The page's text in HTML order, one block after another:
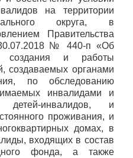
на территории
округа, в
Правительства
30.07.2018 № 440-п «Об
создания и работы
создаваемых органами
по обследованию
инвалидами и
инвалидов, и
проживания, и
домах, в
входящих в состав
фонда, а также